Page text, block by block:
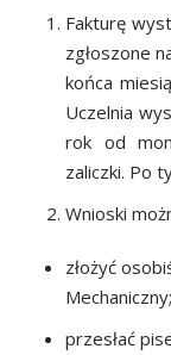
Fakturę
zgłoszone
końca
Uczelnia
rok od
zaliczki. Po
Wnioski
złożyć
Mechaniczny;
przesłać